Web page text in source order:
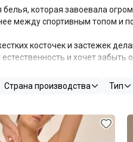
которая завоевала
между спортивным топом и
косточек и застежек
и хочет забыть
их конструкция, созданная
грудь, фиксируя ее в
которые придают
белье незаметным под
Страна производства Тип